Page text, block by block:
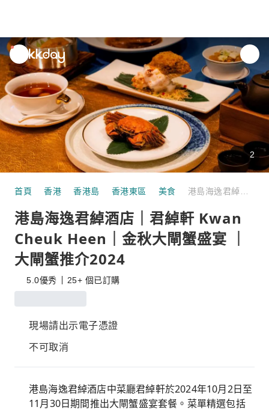
unread
notifications
2
首頁 香港 香港島 香港東區 美食
港島海逸君綽酒店｜君綽軒 Kwan
Cheuk Heen｜金秋大閘蟹盛宴 ｜
大閘蟹推介2024
5.0優秀 25+ 個已訂購
現場請出示電子憑證
不可取消
港島海逸君綽酒店中菜廳君綽軒於2024年10月2日至
11月30日期間推出大閘蟹盛宴套餐。菜單精選包括